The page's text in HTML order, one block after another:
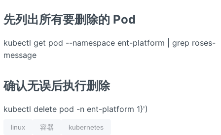
先列出所有要删除的 Pod
kubectl get pod --namespace ent-platform | grep roses-
message
确认无误后执行删除
kubectl delete pod -n ent-platform 1}')
linux 容器 kubernetes